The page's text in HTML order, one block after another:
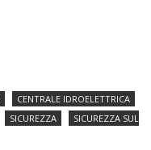
CENTRALE IDROELETTRICA
SICUREZZA
SICUREZZA SUL